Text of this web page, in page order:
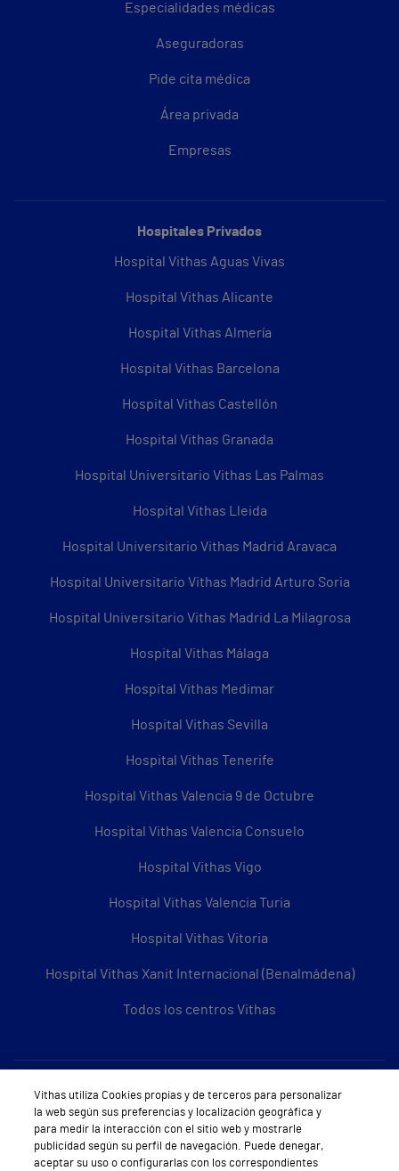
Especialidades médicas
Aseguradoras
Pide cita médica
Área privada
Empresas
Hospitales Privados
Hospital Vithas Aguas Vivas
Hospital Vithas Alicante
Hospital Vithas Almería
Hospital Vithas Barcelona
Hospital Vithas Castellón
Hospital Vithas Granada
Hospital Universitario Vithas Las Palmas
Hospital Vithas Lleida
Hospital Universitario Vithas Madrid Aravaca
Hospital Universitario Vithas Madrid Arturo Soria
Hospital Universitario Vithas Madrid La Milagrosa
Hospital Vithas Málaga
Hospital Vithas Medimar
Hospital Vithas Sevilla
Hospital Vithas Tenerife
Hospital Vithas Valencia 9 de Octubre
Hospital Vithas Valencia Consuelo
Hospital Vithas Vigo
Hospital Vithas Valencia Turia
Hospital Vithas Vitoria
Hospital Vithas Xanit Internacional (Benalmádena)
Todos los centros Vithas
Sobre Vithas
Quiénes somos
Trabajar en Vithas
Vithas utiliza Cookies propias y de terceros para personalizar
la web según sus preferencias y localización geográfica y
para medir la interacción con el sitio web y mostrarle
publicidad según su perfil de navegación. Puede denegar,
aceptar su uso o configurarlas con los correspondientes